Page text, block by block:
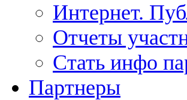
Интернет.
Отчеты
Стать инфо
Партнеры